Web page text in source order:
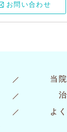
お問い合わせ
当
よ